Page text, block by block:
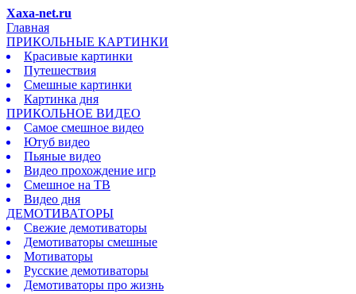
Xaxa-net.ru
Главная
ПРИКОЛЬНЫЕ КАРТИНКИ
Красивые картинки
Путешествия
Смешные картинки
Картинка дня
ПРИКОЛЬНОЕ ВИДЕО
Самое смешное видео
Ютуб видео
Пьяные видео
Видео прохождение игр
Смешное на ТВ
Видео дня
ДЕМОТИВАТОРЫ
Свежие демотиваторы
Демотиваторы смешные
Мотиваторы
Русские демотиваторы
Демотиваторы про жизнь